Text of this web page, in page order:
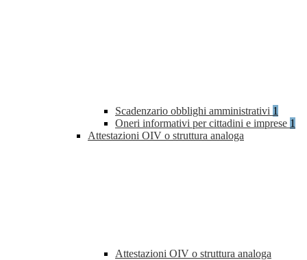
Scadenzario obblighi amministrativi 1
Oneri informativi per cittadini e imprese 1
Attestazioni OIV o struttura analoga
Attestazioni OIV o struttura analoga